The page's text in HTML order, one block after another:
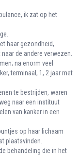
ik zat op het
haar gezondheid,
de andere verwezen.
na enorm veel
terminaal, 1, 2 jaar met
te bestrijden, waren
naar een instituut
van kanker in een
op haar lichaam
plaatsvinden.
behandeling die in het